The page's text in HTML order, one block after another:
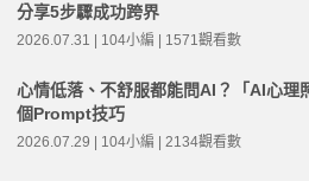
分享5步驟成功跨界
2026.07.31 | 104小編 | 1571觀看數
心情低落、不舒服都能問AI？「AI心理
個Prompt技巧
2026.07.29 | 104小編 | 2134觀看數